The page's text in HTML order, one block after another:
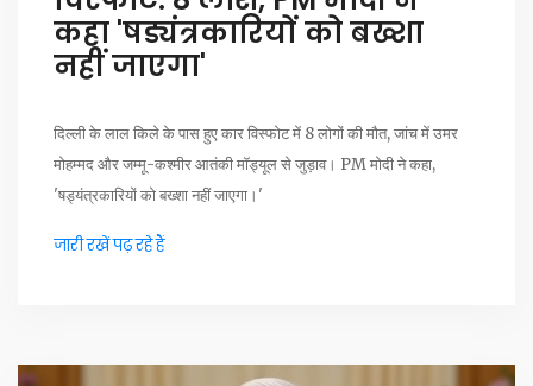
कहा 'षड्यंत्रकारियों को बख्शा
नहीं जाएगा'
दिल्ली के लाल किले के पास हुए कार विस्फोट में 8 लोगों की मौत, जांच में उमर
मोहम्मद और जम्मू-कश्मीर आतंकी मॉड्यूल से जुड़ाव। PM मोदी ने कहा,
'षड्यंत्रकारियों को बख्शा नहीं जाएगा।'
जारी रखें पढ़ रहे हैं